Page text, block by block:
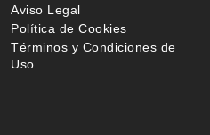
Aviso Legal
Política de Cookies
Términos y Condiciones de
Uso